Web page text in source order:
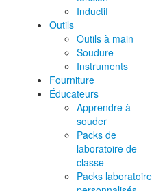
Inductif
Outils
Outils à main
Soudure
Instruments
Fourniture
Éducateurs
Apprendre à
souder
Packs de
laboratoire de
classe
Packs laboratoire